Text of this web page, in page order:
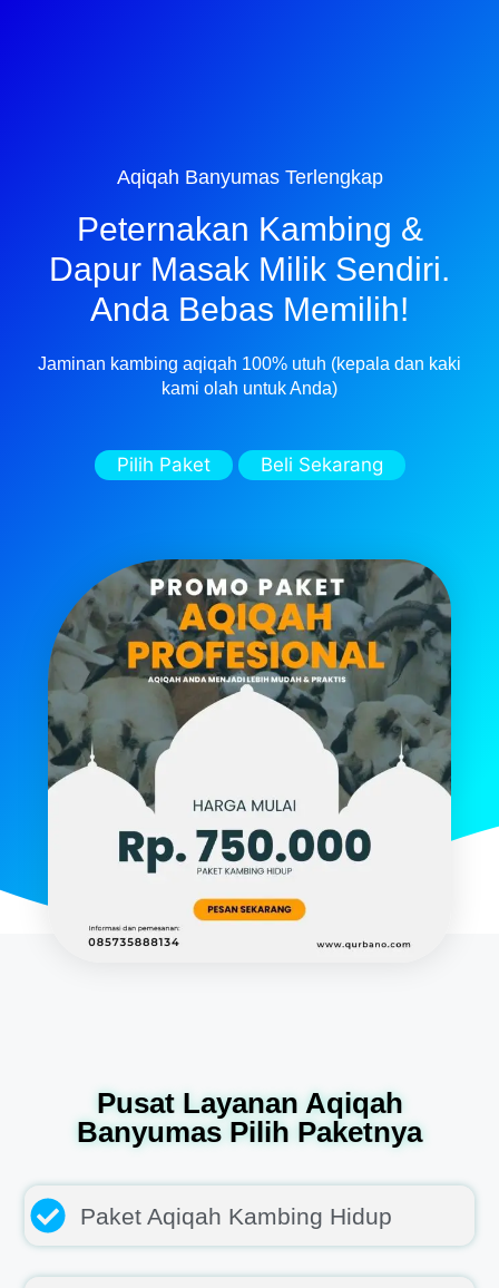
Aqiqah Banyumas Terlengkap
Peternakan Kambing &
Dapur Masak Milik Sendiri.
Anda Bebas Memilih!
Jaminan kambing aqiqah 100% utuh (kepala dan kaki
kami olah untuk Anda)
Pilih Paket Beli Sekarang
Pusat Layanan Aqiqah
Banyumas Pilih Paketnya
Paket Aqiqah Kambing Hidup